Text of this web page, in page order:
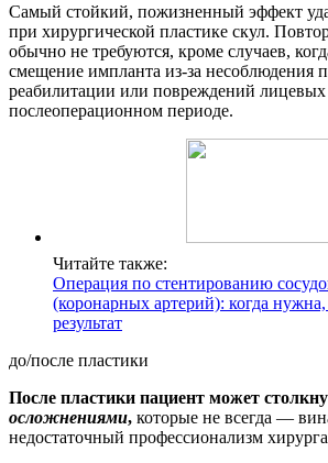
Самый стойкий, пожизненный эффект
при хирургической пластике скул.
обычно не требуются, кроме случаев,
смещение импланта из-за несоблюдения
реабилитации или повреждений лицевых
послеоперационном периоде.
Читайте также:
Операция по стентированию
(коронарных артерий): когда
результат
до/после пластики
После пластики пациент может
осложнениями, которые не всегда —
недостаточный профессионализм